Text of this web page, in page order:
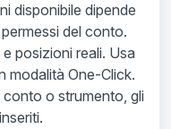
disponibile dipende
del conto.
posizioni reali. Usa
modalità One-Click.
o strumento, gli